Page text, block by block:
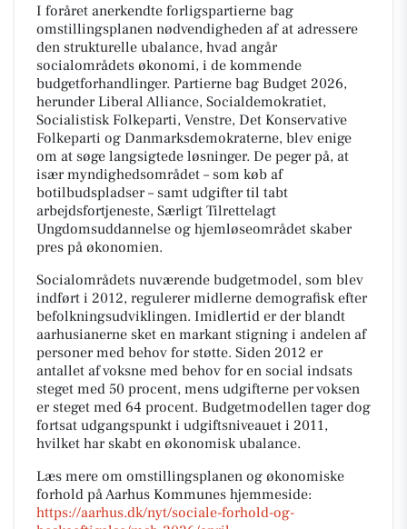
I foråret anerkendte forligspartierne bag
omstillingsplanen nødvendigheden af at adressere
den strukturelle ubalance, hvad angår
socialområdets økonomi, i de kommende
budgetforhandlinger. Partierne bag Budget 2026,
herunder Liberal Alliance, Socialdemokratiet,
Socialistisk Folkeparti, Venstre, Det Konservative
Folkeparti og Danmarksdemokraterne, blev enige
om at søge langsigtede løsninger. De peger på, at
især myndighedsområdet – som køb af
botilbudspladser – samt udgifter til tabt
arbejdsfortjeneste, Særligt Tilrettelagt
Ungdomsuddannelse og hjemløseområdet skaber
pres på økonomien.
Socialområdets nuværende budgetmodel, som blev
indført i 2012, regulerer midlerne demografisk efter
befolkningsudviklingen. Imidlertid er der blandt
aarhusianerne sket en markant stigning i andelen af
personer med behov for støtte. Siden 2012 er
antallet af voksne med behov for en social indsats
steget med 50 procent, mens udgifterne per voksen
er steget med 64 procent. Budgetmodellen tager dog
fortsat udgangspunkt i udgiftsniveauet i 2011,
hvilket har skabt en økonomisk ubalance.
Læs mere om omstillingsplanen og økonomiske
forhold på Aarhus Kommunes hjemmeside:
https://aarhus.dk/nyt/sociale-forhold-og-